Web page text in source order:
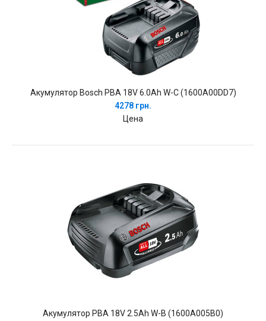
Акумулятор Bosch PBA 18V 6.0Ah W-C (1600A00DD7)
4278 грн.
Цена
Акумулятор PBA 18V 2.5Ah W-B (1600A005B0)